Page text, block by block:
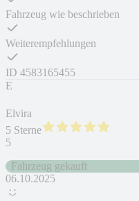
Fahrzeug wie beschrieben
Weiterempfehlungen
ID 4583165455
E
Elvira
5 Sterne
5
Fahrzeug gekauft
06.10.2025